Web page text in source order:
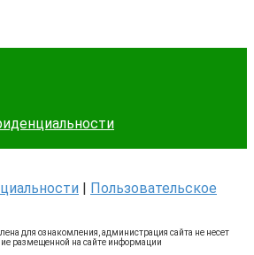
| Пользовательское
для ознакомления, администрация сайта не несет
размещенной на сайте информации